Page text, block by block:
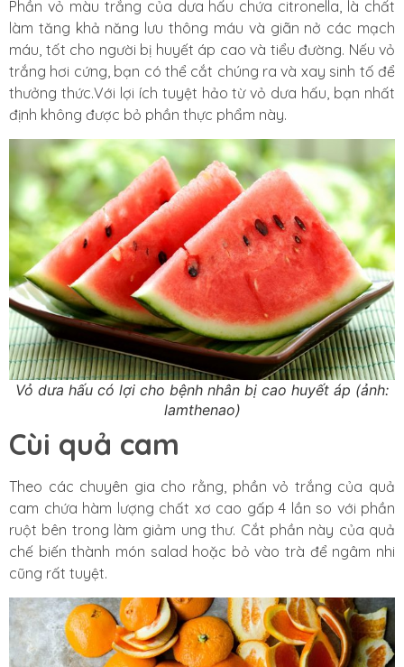
Phần vỏ màu trắng của dưa hấu chứa citronella, là chất
làm tăng khả năng lưu thông máu và giãn nở các mạch
máu, tốt cho người bị huyết áp cao và tiểu đường. Nếu vỏ
trắng hơi cứng, bạn có thể cắt chúng ra và xay sinh tố để
thưởng thức.Với lợi ích tuyệt hảo từ vỏ dưa hấu, bạn nhất
định không được bỏ phần thực phẩm này.
Vỏ dưa hấu có lợi cho bệnh nhân bị cao huyết áp (ảnh:
lamthenao)
Cùi quả cam
Theo các chuyên gia cho rằng, phần vỏ trắng của quả
cam chứa hàm lượng chất xơ cao gấp 4 lần so với phần
ruột bên trong làm giảm ung thư. Cắt phần này của quả
chế biến thành món salad hoặc bỏ vào trà để ngâm nhi
cũng rất tuyệt.